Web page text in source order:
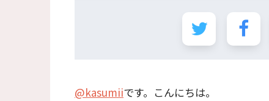
@kasumiiです。こんにちは。